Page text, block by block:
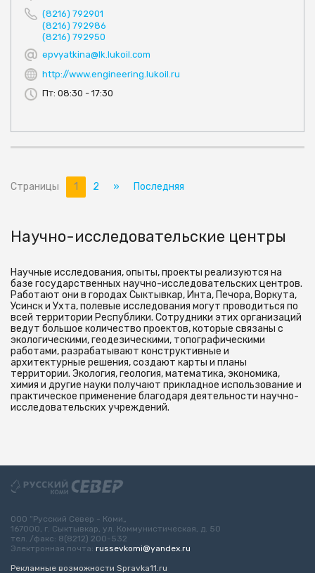
(8216) 792901
(8216) 792986
(8216) 792950
epvyatkina@lk.lukoil.com
http://www.engineering.lukoil.ru
Пт: 08:30 - 17:30
Страницы 1 2 » Последняя
Научно-исследовательские центры
Научные исследования, опыты, проекты реализуются на
базе государственных научно-исследовательских центров.
Работают они в городах Сыктывкар, Инта, Печора, Воркута,
Усинск и Ухта, полевые исследования могут проводиться по
всей территории Республики. Сотрудники этих организаций
ведут большое количество проектов, которые связаны с
экологическими, геодезическими, топографическими
работами, разрабатывают конструктивные и
архитектурные решения, создают карты и планы
территории. Экология, геология, математика, экономика,
химия и другие науки получают прикладное использование и
практическое применение благодаря деятельности научно-
исследовательских учреждений.
ООО “Русский Север - Коми„
167000, г. Сыктывкар, ул. Коммунистическая, д. 50
тел. /факс: 8(8212) 200-532
Электронная почта: russevkomi@yandex.ru
Рекламные возможности Spravka11.ru